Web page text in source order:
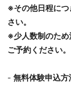
※その他日程につ
さい。
※少人数制のため
ご予約ください。
- 無料体験申込方